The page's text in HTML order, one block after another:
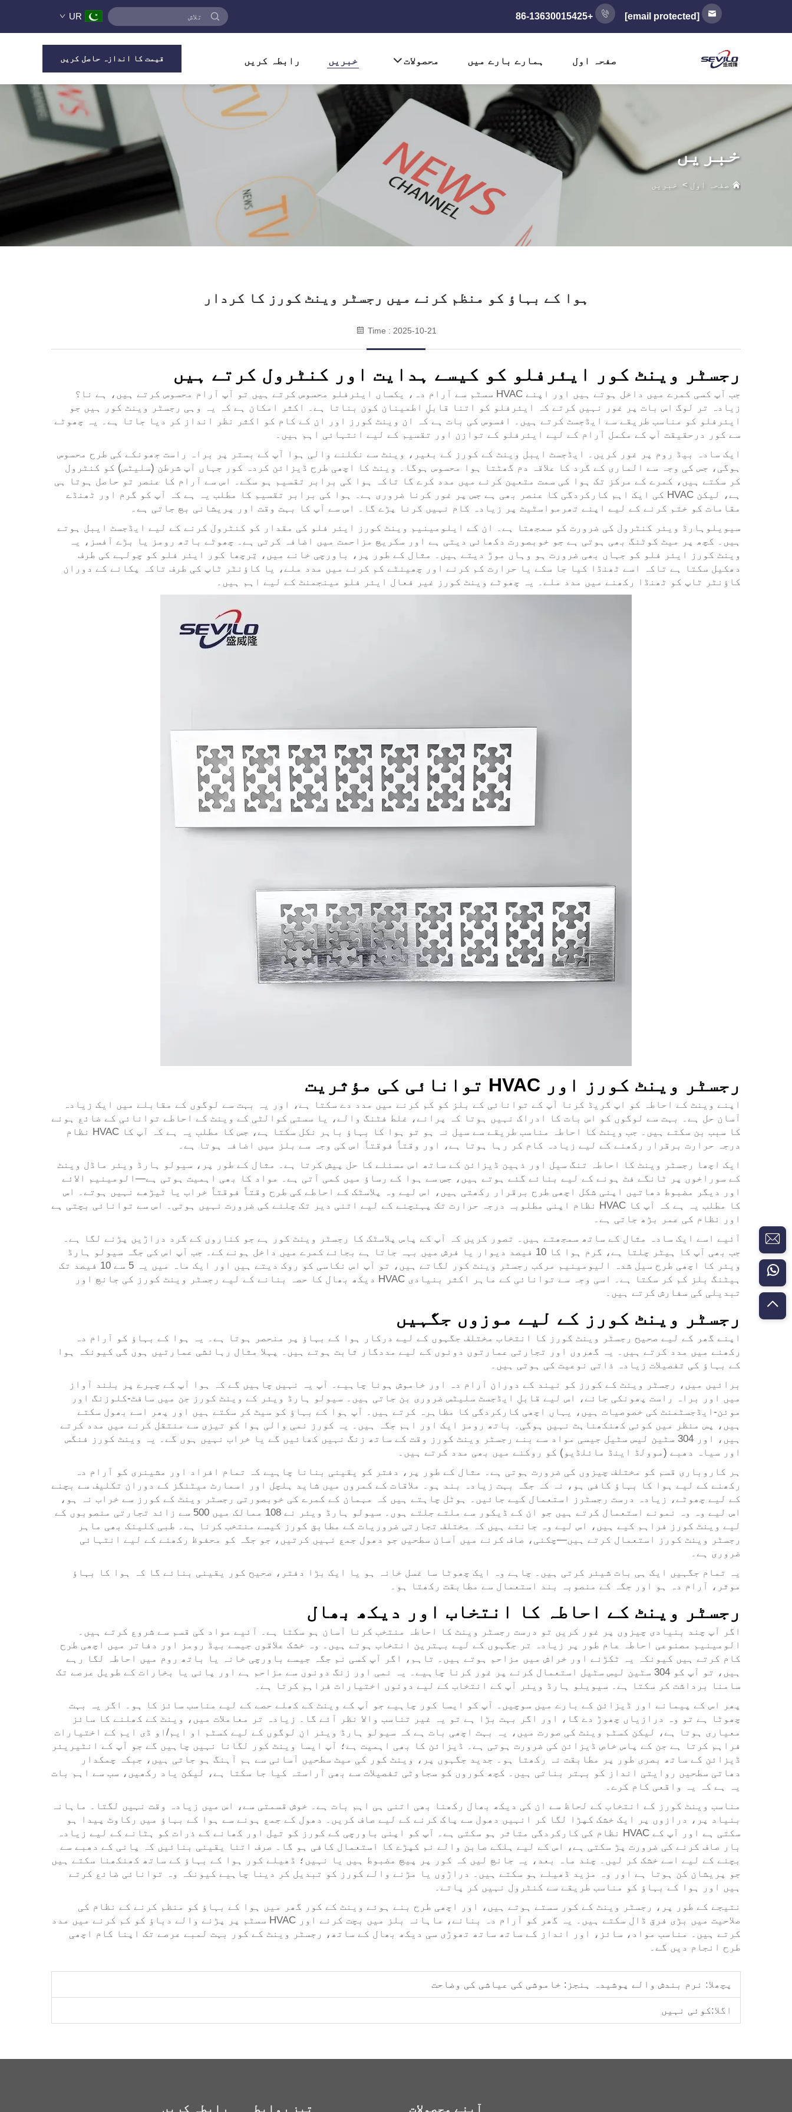
[email protected]
+86-13630015425
UR
صفحہ اول ہمارے بارے میں محصولات خبریں رابطہ کریں قیمت کا اندازہ حاصل کریں
خبریں
صفحہ اول > خبریں
ہوا کے بہاؤ کو منظم کرنے میں رجسٹر وینٹ کورز کا کردار
Time : 2025-10-21
رجسٹر وینٹ کور ایئرفلو کو کیسے ہدایت اور کنٹرول کرتے ہیں
جب آپ کسی کمرے میں داخل ہوتے ہیں اور اپنے HVAC سسٹم سے آرام دہ، یکساں ایئرفلو محسوس کرتے ہیں تو آپ آرام محسوس کرتے ہیں، ہے نا؟
زیادہ تر لوگ اس بات پر غور نہیں کرتے کہ ایئرفلو کو اتنا قابلِ اطمینان کون بناتا ہے۔ اکثر امکان ہے کہ یہ وہی رجسٹر وینٹ کور ہیں جو
ایئرفلو کو مناسب طریقے سے ایڈجسٹ کرتے ہیں۔ افسوس کی بات ہے کہ ان وینٹ کورز اور ان کے کام کو اکثر نظر انداز کر دیا جاتا ہے۔ یہ چھوٹے
سے کور درحقیقت آپ کے مکمل آرام کے لیے ایئرفلو کے توازن اور تقسیم کے لیے انتہائی اہم ہیں۔
ایک سادہ بیڈ روم پر غور کریں۔ ایڈجسٹ ایبل وینٹ کے کورز کے بغیر، وینٹ سے نکلنے والی ہوا آپ کے بستر پر براہ راست جھونکے کی طرح محسوس
ہوگی، جس کی وجہ سے الماری کے گرد کا علاقہ دم گھٹتا ہوا محسوس ہوگا۔ وینٹ کا اچھی طرح ڈیزائن کردہ کور جہاں آپ شرطن (سلیٹس) کو کنٹرول
کر سکتے ہیں، کمرے کے مرکز تک ہوا کی سمت متعین کرنے میں مدد کرے گا تاکہ ہوا کی برابر تقسیم ہو سکے۔ اس سے آرام کا عنصر تو حاصل ہوتا ہی
ہے، لیکن HVAC کی ایک اہم کارکردگی کا عنصر بھی ہے جس پر غور کرنا ضروری ہے۔ ہوا کی برابر تقسیم کا مطلب یہ ہے کہ آپ کو گرم اور ٹھنڈے
مقامات کو ختم کرنے کے لیے اپنے تھرمواسٹیٹ پر زیادہ کام نہیں کرنا پڑے گا۔ اس سے آپ کا بہت وقت اور پریشانی بچ جاتی ہے۔
سیویلوہارڈ ویئر کنٹرول کی ضرورت کو سمجھتا ہے۔ ان کے ایلومینیم وینٹ کورز ایئر فلو کی مقدار کو کنٹرول کرنے کے لیے ایڈجسٹ ایبل ہوتے
ہیں۔ کچھ پر میٹ کوٹنگ بھی ہوتی ہے جو خوبصورت دکھائی دیتی ہے اور سکریچ مزاحمت میں اضافہ کرتی ہے۔ چھوٹے باتھ رومز یا بڑے آفسز، یہ
وینٹ کورز ایئر فلو کو جہاں بھی ضرورت ہو وہاں موڑ دیتے ہیں۔ مثال کے طور پر، باورچی خانے میں، تِرچھا کور ایئر فلو کو چولہے کی طرف
دھکیل سکتا ہے تاکہ اسے ٹھنڈا کیا جا سکے یا حرارت کم کرنے اور چھینٹے کم کرنے میں مدد ملے، یا کاؤنٹر ٹاپ کی طرف تاکہ پکانے کے دوران
کاؤنٹر ٹاپ کو ٹھنڈا رکھنے میں مدد ملے۔ یہ چھوٹے وینٹ کورز غیر فعال ایئر فلو مینجمنٹ کے لیے اہم ہیں۔
رجسٹر وینٹ کورز اور HVAC توانائی کی مؤثریت
اپنے وینٹ کے احاطہ کو اپ گریڈ کرنا آپ کے توانائی کے بلز کو کم کرنے میں مدد دے سکتا ہے، اور یہ بہت سے لوگوں کے مقابلے میں ایک زیادہ
آسان حل ہے۔ بہت سے لوگوں کو اس بات کا ادراک نہیں ہوتا کہ پرانے، غلط فٹنگ والے، یا سستی کوالٹی کے وینٹ کے احاطے توانائی کے ضائع ہونے
کا سبب بن سکتے ہیں۔ جب وینٹ کا احاطہ مناسب طریقے سے سیل نہ ہو تو ہوا کا بہاؤ باہر نکل سکتا ہے، جس کا مطلب یہ ہے کہ آپ کا HVAC نظام
درجہ حرارت برقرار رکھنے کے لیے زیادہ کام کر رہا ہوتا ہے، اور وقتاً فوقتاً اس کی وجہ سے بلز میں اضافہ ہوتا ہے۔
ایک اچھا رجسٹر وینٹ کا احاطہ تنگ سیل اور ذہین ڈیزائن کے ساتھ اس مسئلے کا حل پیش کرتا ہے۔ مثال کے طور پر، سیولو ہارڈ ویئر ماڈل وینٹ
کے سوراخوں پر ٹانگے فٹ ہونے کے لیے بنائے گئے ہوتے ہیں، جس سے ہوا کے رساؤ میں کمی آتی ہے۔ مواد کا بھی اہمیت ہوتی ہے—الومینیم الائے
اور دیگر مضبوط دھاتیں اپنی شکل اچھی طرح برقرار رکھتی ہیں، اس لیے وہ پلاسٹک کے احاطے کی طرح وقتاً فوقتاً خراب یا ٹیڑھے نہیں ہوتے۔ اس
کا مطلب یہ ہے کہ آپ کا HVAC نظام اپنی مطلوبہ درجہ حرارت تک پہنچنے کے لیے اتنی دیر تک چلنے کی ضرورت نہیں ہوتی۔ اس سے توانائی بچتی ہے
اور نظام کی عمر بڑھ جاتی ہے۔
آئیے اسے ایک سادہ مثال کے ساتھ سمجھتے ہیں۔ تصور کریں کہ آپ کے پاس پلاسٹک کا رجسٹر وینٹ کور ہے جو کناروں کے گرد دراڑیں پڑنے لگا ہے۔
جب بھی آپ کا ہیٹر چلتا ہے، گرم ہوا کا 10 فیصد دیوار یا فرش میں بہہ جاتا ہے بجائے کمرے میں داخل ہونے کے۔ جب آپ اس کی جگہ سیولو ہارڈ
ویئر کا اچھی طرح سیل شدہ الیومینیم مرکب رجسٹر وینٹ کور لگاتے ہیں، تو آپ اس نکاسی کو روک دیتے ہیں اور ایک ماہ میں یہ 5 سے 10 فیصد تک
ہیٹنگ بلز کم کر سکتا ہے۔ اسی وجہ سے توانائی کے ماہر اکثر بنیادی HVAC دیکھ بھال کا حصہ بنانے کے لیے رجسٹر وینٹ کورز کی جانچ اور
تبدیلی کی سفارش کرتے ہیں۔
رجسٹر وینٹ کورز کے لیے موزوں جگہیں
اپنے گھر کے لیے صحیح رجسٹر وینٹ کورز کا انتخاب مختلف جگہوں کے لیے درکار ہوا کے بہاؤ پر منحصر ہوتا ہے۔ یہ ہوا کے بہاؤ کو آرام دہ
رکھنے میں مدد کرتے ہیں۔ یہ گھروں اور تجارتی عمارتوں دونوں کے لیے مددگار ثابت ہوتے ہیں۔ پہلا مثال رہائشی عمارتیں ہوں گی کیونکہ ہوا
کے بہاؤ کی تفصیلات زیادہ ذاتی نوعیت کی ہوتی ہیں۔
برائیں میں، رجسٹر وینٹ کے کورز کو نیند کے دوران آرام دہ اور خاموش ہونا چاہیے۔ آپ یہ نہیں چاہیں گے کہ ہوا آپ کے چہرے پر بلند آواز
میں اور براہ راست پھونکی جائے، اس لیے قابلِ ایڈجسٹ سلیٹس ضروری بن جاتی ہیں۔ سیولو ہارڈ ویئر کے وینٹ کورز جن میں سافٹ-کلوزنگ اور
موئن-ایڈجسٹمنٹ کی خصوصیات ہیں، یہاں اچھی کارکردگی کا مظاہرہ کرتے ہیں۔ آپ ہوا کے بہاؤ کو سیٹ کر سکتے ہیں اور پھر اسے بھول سکتے
ہیں، پس منظر میں کوئی کھنکھناہٹ نہیں ہوگی۔ باتھ رومز ایک اور اہم جگہ ہیں۔ یہ کورز نمی والی ہوا کو تیزی سے منتقل کرنے میں مدد کرتے
ہیں، اور 304 سٹین لیس سٹیل جیسی مواد سے بنے رجسٹر وینٹ کورز وقت کے ساتھ زنگ نہیں کھائیں گے یا خراب نہیں ہوں گے۔ یہ وینٹ کورز فنگس
اور سیاہ دھبے (موولڈ اینڈ مائلڈیو) کو روکنے میں بھی مدد کرتے ہیں۔
ہر کاروباری قسم کو مختلف چیزوں کی ضرورت ہوتی ہے۔ مثال کے طور پر، دفتر کو یقینی بنانا چاہیے کہ تمام افراد اور مشینری کو آرام دہ
رکھنے کے لیے ہوا کا بہاؤ کافی ہو، نہ کہ جگہ بہت زیادہ بند ہو۔ ملاقات کے کمروں میں شاید ہلچل اور اسمارٹ میٹنگز کے دوران تکلیف سے بچنے
کے لیے چھوٹے، زیادہ درست رجسٹرز استعمال کیے جائیں۔ ہوٹل چاہتے ہیں کہ مہمان کے کمرے کی خوبصورتی رجسٹر وینٹ کے کورز سے خراب نہ ہو،
اس لیے وہ وہ نمونے استعمال کرتے ہیں جو ان کے ڈیکور سے ملتے جلتے ہوں۔ سیولو ہارڈ ویئر نے 108 ممالک میں 500 سے زائد تجارتی منصوبوں کے
لیے وینٹ کورز فراہم کیے ہیں، اس لیے وہ جانتے ہیں کہ مختلف تجارتی ضروریات کے مطابق کورز کیسے منتخب کرنا ہے۔ طبی کلینک بھی ماہر
رجسٹر وینٹ کورز استعمال کرتے ہیں—چکنی، صاف کرنے میں آسان سطحیں جو دھول جمع نہیں کرتیں، جو جگہ کو محفوظ رکھنے کے لیے انتہائی
ضروری ہے۔
یہ تمام جگہیں ایک ہی بات شیئر کرتی ہیں۔ چاہے وہ ایک چھوٹا سا غسل خانہ ہو یا ایک بڑا دفتر، صحیح کور یقینی بنائے گا کہ ہوا کا بہاؤ
موثر، آرام دہ ہو اور جگہ کے منصوبہ بند استعمال سے مطابقت رکھتا ہو۔
رجسٹر وینٹ کے احاطہ کا انتخاب اور دیکھ بھال
اگر آپ چند بنیادی چیزوں پر غور کریں تو درست رجسٹر وینٹ کا احاطہ منتخب کرنا آسان ہو سکتا ہے۔ آئیے مواد کی قسم سے شروع کرتے ہیں۔
الومینیم مصنوعی احاطہ عام طور پر زیادہ تر جگہوں کے لیے بہترین انتخاب ہوتے ہیں۔ وہ خشک علاقوں جیسے بیڈ رومز اور دفاتر میں اچھی طرح
کام کرتے ہیں کیونکہ یہ ٹکڑنے اور خراش میں مزاحم ہوتے ہیں۔ تاہم، اگر آپ کسی نم جگہ جیسے باورچی خانہ یا باتھ روم میں احاطہ لگا رہے
ہیں، تو آپ کو 304 سٹین لیس سٹیل استعمال کرنے پر غور کرنا چاہیے۔ یہ نمی اور زنگ دونوں سے مزاحم ہے اور پانی یا بخارات کے طویل عرصے تک
سامنا برداشت کر سکتا ہے۔ سیویلو ہارڈ ویئر آپ کے انتخاب کے لیے دونوں اختیارات فراہم کرتا ہے۔
پھر اس کے پیمانے اور ڈیزائن کے بارے میں سوچیں۔ آپ کو ایسا کور چاہیے جو آپ کے وینٹ کے کھلے حصے کے لیے مناسب سائز کا ہو۔ اگر یہ بہت
چھوٹا ہے تو وہ درازیاں چھوڑ دے گا، اور اگر بہت بڑا ہے تو یہ غیر تناسب والا نظر آئے گا۔ زیادہ تر معاملات میں، وینٹ کے کھلنے کا سائز
معیاری ہوتا ہے، لیکن کسٹم وینٹ کی صورت میں، یہ بہت اچھی بات ہے کہ سیولو ہارڈ ویئر ان لوگوں کے لیے کسٹم او ایم/او ڈی ایم کے اختیارات
فراہم کرتا ہے جن کے پاس خاص ڈیزائن کی ضرورت ہوتی ہے۔ ڈیزائن کا بھی اہمیت ہے؛ آپ ایسا وینٹ کور لگانا نہیں چاہیں گے جو آپ کے انٹیریئر
ڈیزائن کے ساتھ بصری طور پر مطابقت نہ رکھتا ہو۔ جدید جگہوں پر، وینٹ کور کی میٹ سطحیں آسانی سے ہم آہنگ ہو جاتی ہیں، جبکہ چمکدار
دھاتی سطحیں روایتی انداز کو بہتر بناتی ہیں۔ کچھ کوروں کو سجاوٹی تفصیلات سے بھی آراستہ کیا جا سکتا ہے، لیکن یاد رکھیں، سب سے اہم بات
یہ ہے کہ یہ واقعی کام کرے۔
مناسب وینٹ کورز کے انتخاب کے لحاظ سے ان کی دیکھ بھال رکھنا بھی اتنی ہی اہم بات ہے۔ خوش قسمتی سے، اس میں زیادہ وقت نہیں لگتا۔ ماہانہ
بنیاد پر، درازوں پر ایک خشک کپڑا لگا کر انہیں دھول سے پاک کرنے کے لیے صاف کریں۔ دھول کے جمع ہونے سے ہوا کے بہاؤ میں رکاوٹ پیدا ہو
سکتی ہے اور آپ کے HVAC نظام کی کارکردگی متاثر ہو سکتی ہے۔ آپ کو اپنی باورچی کے کورز کو تیل اور کھانے کے ذرات کو ہٹانے کے لیے زیادہ
بار صاف کرنے کی ضرورت پڑ سکتی ہے، اس کے لیے ہلکے صابن والے نم کپڑے کا استعمال کافی ہو گا۔ صرف اتنا یقینی بنائیں کہ پانی کے دھبے سے
بچنے کے لیے اسے خشک کر لیں۔ چند ماہ بعد، یہ جانچ لیں کہ کور پر پیچ مضبوط ہیں یا نہیں؛ ڈھیلے کور ہوا کے بہاؤ کے ساتھ کھنکھنا سکتے ہیں
جو پریشان کن ہوتا ہے اور وہ مزید ڈھیلے ہو سکتے ہیں۔ دراڑوں یا مڑنے والے کورز کو تبدیل کر دینا چاہیے کیونکہ وہ توانائی ضائع کرتے
ہیں اور ہوا کے بہاؤ کو مناسب طریقے سے کنٹرول نہیں کر پاتے۔
نتیجے کے طور پر، رجسٹر وینٹ کے کور سستے ہوتے ہیں، اور اچھی طرح بنے ہوئے وینٹ کے کور گھر میں ہوا کے بہاؤ کو منظم کرنے کے نظام کی
صلاحیت میں بڑی فرق ڈال سکتے ہیں۔ یہ گھر کو آرام دہ بنانے، ماہانہ بلز میں بچت کرنے اور HVAC سسٹم پر پڑنے والے دباؤ کو کم کرنے میں مدد
کرتے ہیں۔ مناسب مواد، سائز، اور انداز کے ساتھ ساتھ تھوڑی سی دیکھ بھال کے ساتھ، رجسٹر وینٹ کے کور بہت لمبے عرصے تک اپنا کام اچھی
طرح انجام دیں گے۔
پچھلا: نرم بندش والے پوشیدہ ہنجز: خاموشی کی عیاشی کی وضاحت
اگلا:کوئی نہیں
آپنے محصولات تیز روابط رابطہ کریں